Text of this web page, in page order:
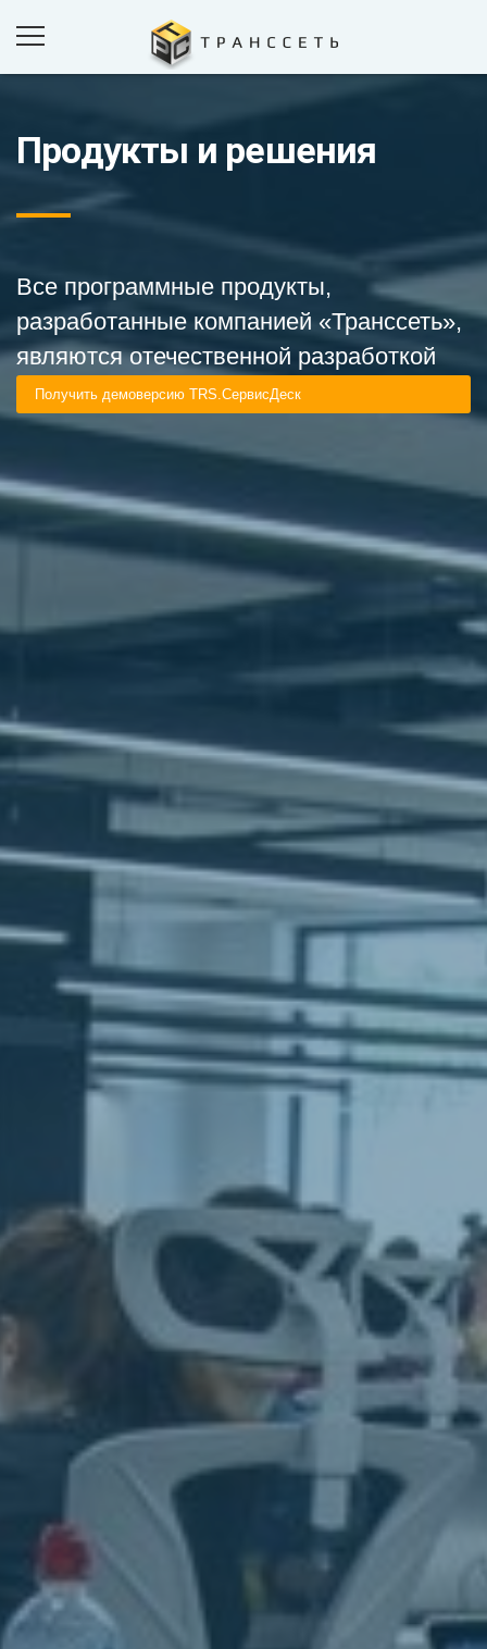
ПРОДУКТЫ И РЕШЕНИЯ
КОМПАНИЯ
КОНТАКТЫ
ОБРАТНАЯ СВЯЗЬ
Продукты и решения
Все программные продукты,
разработанные компанией «Транссеть»,
являются отечественной разработкой
Получить демоверсию TRS.СервисДеск